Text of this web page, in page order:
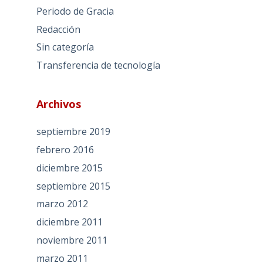
Periodo de Gracia
Redacción
Sin categoría
Transferencia de tecnología
Archivos
septiembre 2019
febrero 2016
diciembre 2015
septiembre 2015
marzo 2012
diciembre 2011
noviembre 2011
marzo 2011